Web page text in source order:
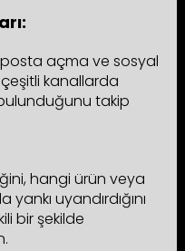
açma ve sosyal
kanallarda
takip
hangi ürün veya
uyandırdığını
bir şekilde